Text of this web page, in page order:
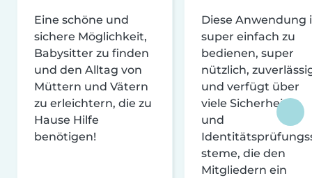
Eine schöne und
sichere Möglichkeit,
Babysitter zu finden
und den Alltag von
Müttern und Vätern
zu erleichtern, die zu
Hause Hilfe
benötigen!
Diese Anwendung
super einfach zu
bedienen, super
nützlich,
und verfügt über
viele Sicherheits-
und
steme, die den
Mitgliedern ein